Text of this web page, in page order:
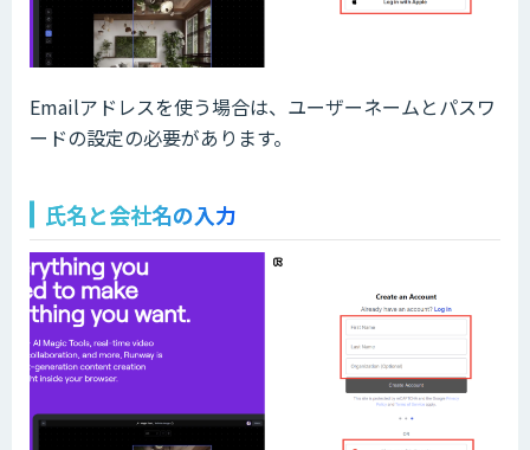
Emailアドレスを使う場合は、ユーザーネームとパスワ
ードの設定の必要があります。
氏名と会社名の入力